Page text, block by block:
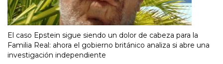
El caso Epstein sigue siendo un dolor de cabeza para la
Familia Real: ahora el gobierno británico analiza si abre una
investigación independiente